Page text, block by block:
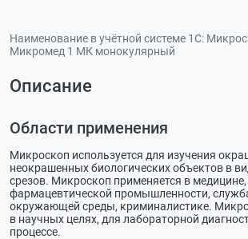
Наименование в учётной системе 1С:
Микромед 1 МК монокулярный
Описание
Области применения
Микроскоп используется для изучения
неокрашенных биологических объектов в
срезов. Микроскоп применяется в медицине,
фармацевтической промышленности,
окружающей среды, криминалистике.
в научных целях, для лабораторной
процессе.